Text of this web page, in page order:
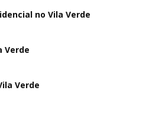
no Vila Verde
Verde
Verde